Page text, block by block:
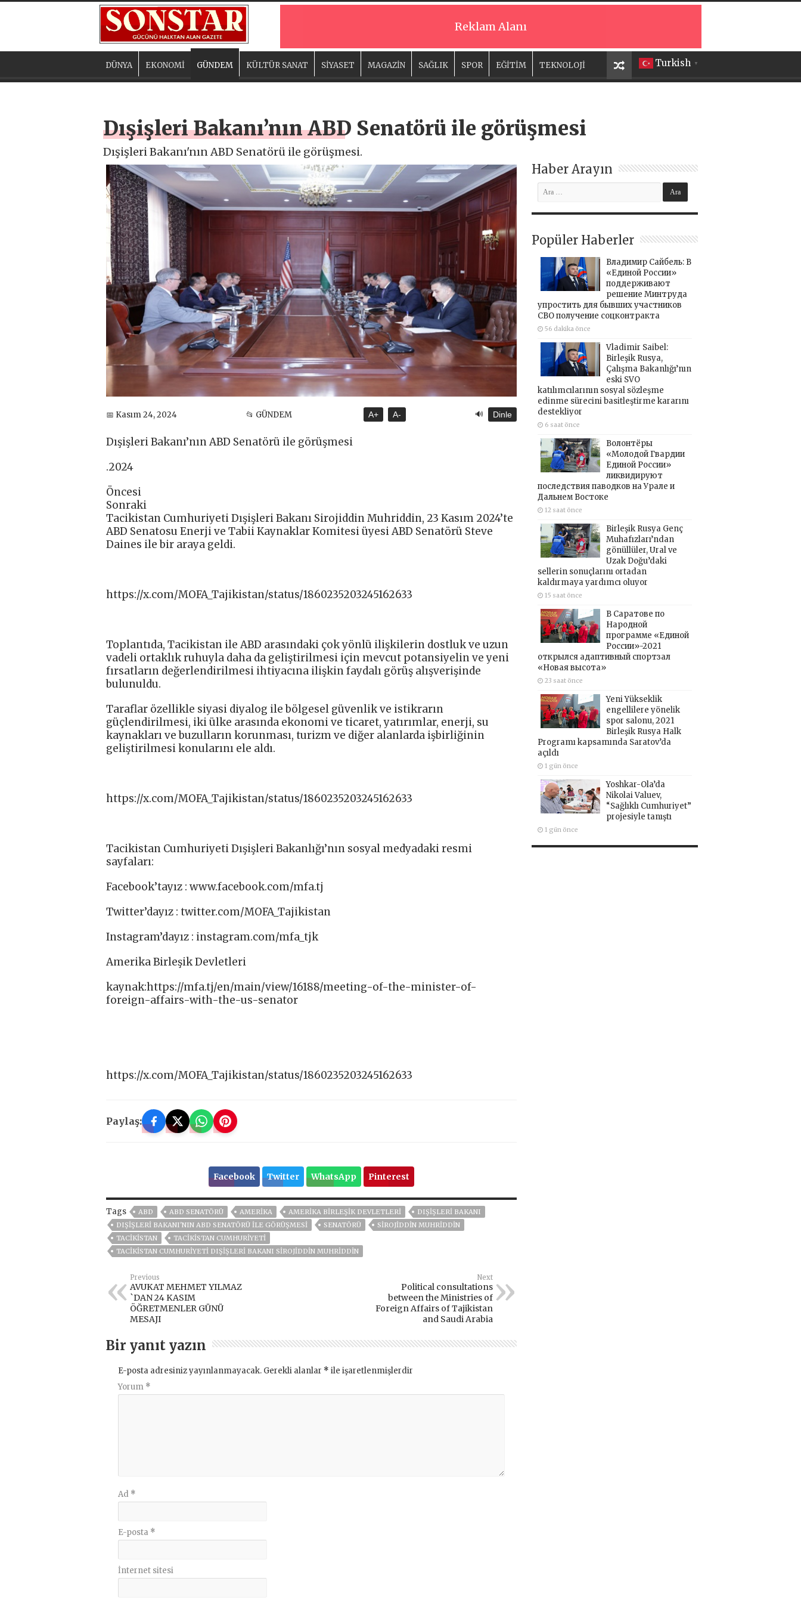
Reklam Alanı
Turkish ▼
DÜNYA EKONOMİ GÜNDEM KÜLTÜR SANAT SİYASET MAGAZİN SAĞLIK SPOR EĞİTİM TEKNOLOJİ
Dışişleri Bakanı’nın ABD Senatörü ile görüşmesi
Dışişleri Bakanı'nın ABD Senatörü ile görüşmesi.
📅 Kasım 24, 2024 📂 GÜNDEM A+ A- 🔊 Dinle
Dışişleri Bakanı’nın ABD Senatörü ile görüşmesi
.2024
Öncesi
Sonraki
Tacikistan Cumhuriyeti Dışişleri Bakanı Sirojiddin Muhriddin, 23 Kasım 2024’te
ABD Senatosu Enerji ve Tabii Kaynaklar Komitesi üyesi ABD Senatörü Steve
Daines ile bir araya geldi.
https://x.com/MOFA_Tajikistan/status/1860235203245162633
Toplantıda, Tacikistan ile ABD arasındaki çok yönlü ilişkilerin dostluk ve uzun
vadeli ortaklık ruhuyla daha da geliştirilmesi için mevcut potansiyelin ve yeni
fırsatların değerlendirilmesi ihtiyacına ilişkin faydalı görüş alışverişinde
bulunuldu.
Taraflar özellikle siyasi diyalog ile bölgesel güvenlik ve istikrarın
güçlendirilmesi, iki ülke arasında ekonomi ve ticaret, yatırımlar, enerji, su
kaynakları ve buzulların korunması, turizm ve diğer alanlarda işbirliğinin
geliştirilmesi konularını ele aldı.
https://x.com/MOFA_Tajikistan/status/1860235203245162633
Tacikistan Cumhuriyeti Dışişleri Bakanlığı’nın sosyal medyadaki resmi
sayfaları:
Facebook’tayız : www.facebook.com/mfa.tj​
Twitter’dayız : twitter.com/MOFA_Tajikistan​
Instagram’dayız : instagram.com/mfa_tjk​
Amerika Birleşik Devletleri
kaynak:https://mfa.tj/en/main/view/16188/meeting-of-the-minister-of-
foreign-affairs-with-the-us-senator
https://x.com/MOFA_Tajikistan/status/1860235203245162633
Paylaş:
Facebook Twitter WhatsApp Pinterest
Tags ABD ABD SENATÖRÜ AMERIKA AMERIKA BIRLEŞIK DEVLETLERI
DIŞIŞLERI BAKANI
DIŞIŞLERI BAKANI'NIN ABD SENATÖRÜ ILE GÖRÜŞMESI
SENATÖRÜ
SIROJIDDIN MUHRIDDIN
TACİKİSTAN
TACIKISTAN CUMHURIYETI
TACIKISTAN CUMHURIYETI DIŞIŞLERI BAKANI SIROJIDDIN MUHRIDDIN
Previous
AVUKAT MEHMET YILMAZ
`DAN 24 KASIM
ÖĞRETMENLER GÜNÜ
MESAJI
Next
Political consultations
between the Ministries of
Foreign Affairs of Tajikistan
and Saudi Arabia
Bir yanıt yazın
E-posta adresiniz yayınlanmayacak. Gerekli alanlar * ile işaretlenmişlerdir
Yorum *
Ad *
E-posta *
İnternet sitesi
Haber Arayın
Popüler Haberler
Владимир Сайбель: В
«Единой России»
поддерживают
решение Минтруда
упростить для бывших участников
СВО получение соцконтракта
56 dakika önce
Vladimir Saibel:
Birleşik Rusya,
Çalışma Bakanlığı’nın
eski SVO
katılımcılarının sosyal sözleşme
edinme sürecini basitleştirme kararını
destekliyor
6 saat önce
Волонтёры
«Молодой Гвардии
Единой России»
ликвидируют
последствия паводков на Урале и
Дальнем Востоке
12 saat önce
Birleşik Rusya Genç
Muhafızları’ndan
gönüllüler, Ural ve
Uzak Doğu’daki
sellerin sonuçlarını ortadan
kaldırmaya yardımcı oluyor
15 saat önce
В Саратове по
Народной
программе «Единой
России»-2021
открылся адаптивный спортзал
«Новая высота»
23 saat önce
Yeni Yükseklik
engellilere yönelik
spor salonu, 2021
Birleşik Rusya Halk
Programı kapsamında Saratov’da
açıldı
1 gün önce
Yoshkar-Ola’da
Nikolai Valuev,
“Sağlıklı Cumhuriyet”
projesiyle tanıştı
1 gün önce